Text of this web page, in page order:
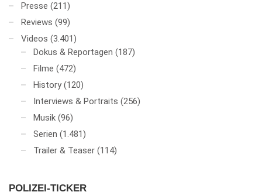
Presse (211)
Reviews (99)
Videos (3.401)
Dokus & Reportagen (187)
Filme (472)
History (120)
Interviews & Portraits (256)
Musik (96)
Serien (1.481)
Trailer & Teaser (114)
POLIZEI-TICKER